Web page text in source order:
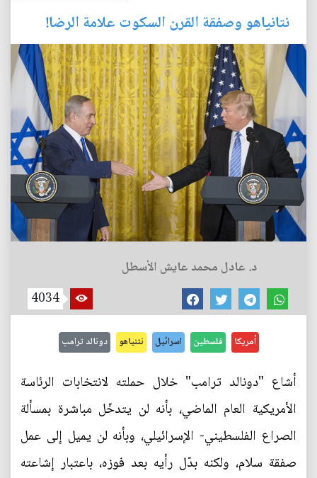
نتانياهو وصفقة القرن السكوت علامة الرضا!
د. عادل محمد عايش الأسطل
4034
أمريكا فلسطين اسرائيل نتنياهو دونالد ترامب
أشاع "دونالد ترامب" خلال حملته لانتخابات الرئاسة
الأمريكية العام الماضي، بأنه لن يتدخّل مباشرة بمسألة
الصراع الفلسطيني- الإسرائيلي، وبأنه لن يميل إلى عمل
صفقة سلام، ولكنه بدّل رأيه بعد فوزه، باعتبار إشاعته